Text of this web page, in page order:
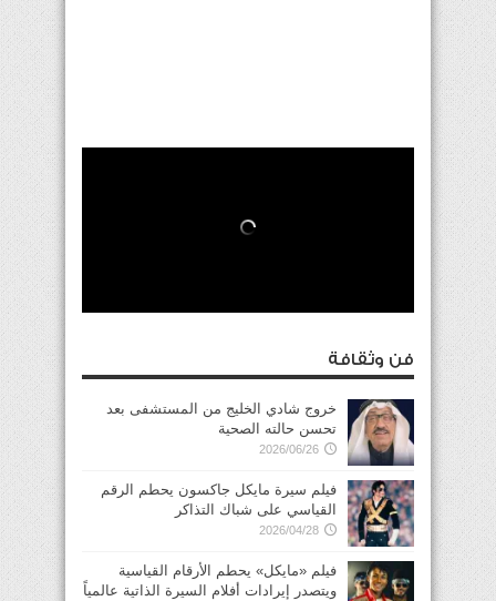
فن وثقافة
خروج شادي الخليج من المستشفى بعد
تحسن حالته الصحية
2026/06/26
فيلم سيرة مايكل جاكسون يحطم الرقم
القياسي على شباك التذاكر
2026/04/28
فيلم «مايكل» يحطم الأرقام القياسية
ويتصدر إيرادات أفلام السيرة الذاتية عالمياً